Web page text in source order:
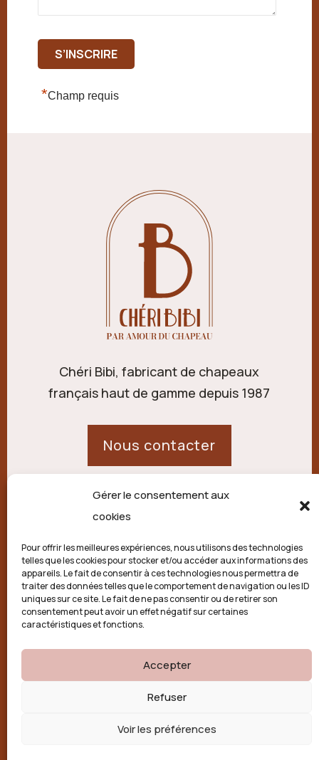
Gérer le consentement aux
cookies
Pour offrir les meilleures expériences, nous utilisons des technologies
telles que les cookies pour stocker et/ou accéder aux informations des
appareils. Le fait de consentir à ces technologies nous permettra de
traiter des données telles que le comportement de navigation ou les ID
uniques sur ce site. Le fait de ne pas consentir ou de retirer son
consentement peut avoir un effet négatif sur certaines
caractéristiques et fonctions.
Accepter
Refuser
Voir les préférences
*Champ requis
Chéri Bibi, fabricant de chapeaux
français haut de gamme depuis 1987
Nous contacter
21 route de Palisse,
Politique de confidentialité
Conditions générales